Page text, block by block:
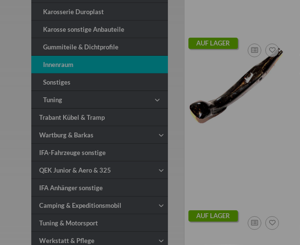
AUF LAGER
AUF LAGER
Karosserie Duroplast
Karosse sonstige Anbauteile
Gummiteile & Dichtprofile
Innenraum
Sonstiges
Tuning
Trabant Kübel & Tramp
Wartburg & Barkas
IFA-Fahrzeuge sonstige
QEK Junior & Aero & 325
IFA Anhänger sonstige
Camping & Expeditionsmobil
Tuning & Motorsport
Werkstatt & Pflege